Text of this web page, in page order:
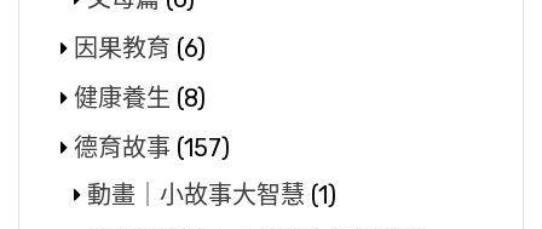
因果教育 (6)
健康養生 (8)
德育故事 (157)
動畫｜小故事大智慧 (1)